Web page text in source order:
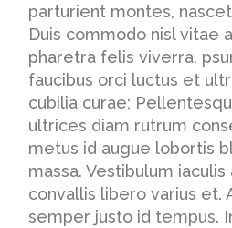
parturient montes,
Duis commodo nisl vitae
pharetra felis viverra.
faucibus orci luctus et
cubilia curae;
ultrices diam rutrum
metus id augue lobortis
massa. Vestibulum
convallis libero varius et.
semper justo id tempus.